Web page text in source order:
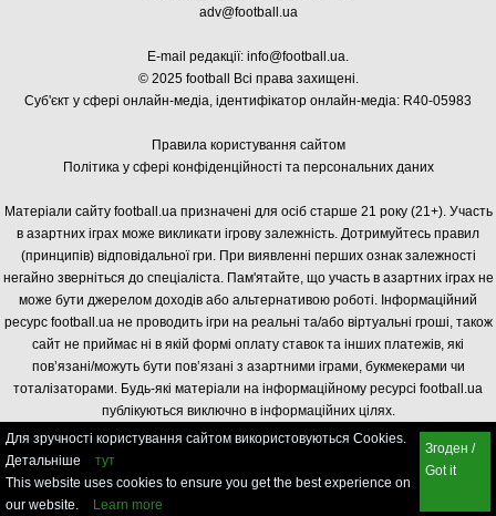
adv@football.ua
E-mail редакції: info@football.ua.
© 2025 football Всі права захищені.
Суб'єкт у сфері онлайн-медіа, ідентифікатор онлайн-медіа: R40-05983
Правила користування сайтом
Політика у сфері конфіденційності та персональних даних
Матеріали сайту football.ua призначені для осіб старше 21 року (21+). Участь
в азартних іграх може викликати ігрову залежність. Дотримуйтесь правил
(принципів) відповідальної гри. При виявленні перших ознак залежності
негайно зверніться до спеціаліста. Пам'ятайте, що участь в азартних іграх не
може бути джерелом доходів або альтернативою роботі. Інформаційний
ресурс football.ua не проводить ігри на реальні та/або віртуальні гроші, також
сайт не приймає ні в якій формі оплату ставок та інших платежів, які
пов’язані/можуть бути пов’язані з азартними іграми, букмекерами чи
тоталізаторами. Будь-які матеріали на інформаційному ресурсі football.ua
публікуються виключно в інформаційних цілях.
Для зручності користування сайтом використовуються Cookies.
Детальніше
тут
This website uses cookies to ensure you get the best experience on
our website.
Learn more
Згоден /
Got it